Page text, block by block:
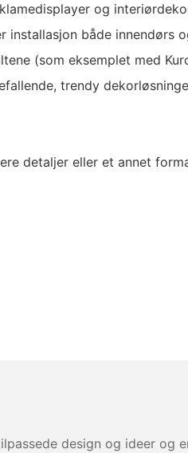
og
installasjon både innendørs
(som eksemplet med
trendy
detaljer eller et annet
design og ideer og